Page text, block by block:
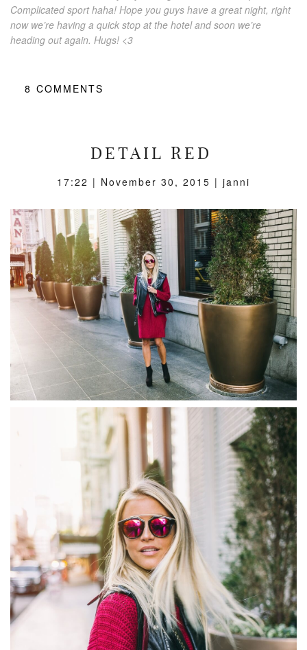
Complicated sport haha! Hope you guys have a great night, right
now we’re having a quick stop at the hotel and soon we’re
heading out again. Hugs! <3
8 COMMENTS
DETAIL RED
17:22 | November 30, 2015 | janni